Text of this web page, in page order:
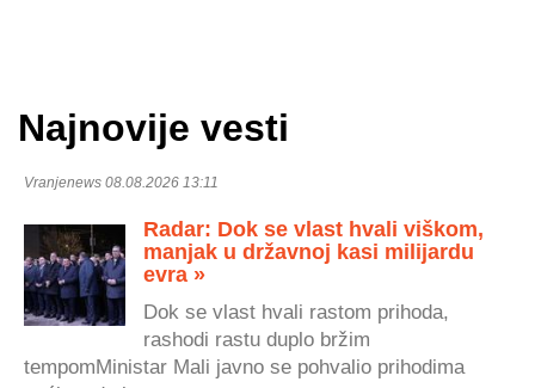
Najnovije vesti
Vranjenews 08.08.2026 13:11
Radar: Dok se vlast hvali viškom,
manjak u državnoj kasi milijardu
evra »
Dok se vlast hvali rastom prihoda,
rashodi rastu duplo bržim
tempomMinistar Mali javno se pohvalio prihodima